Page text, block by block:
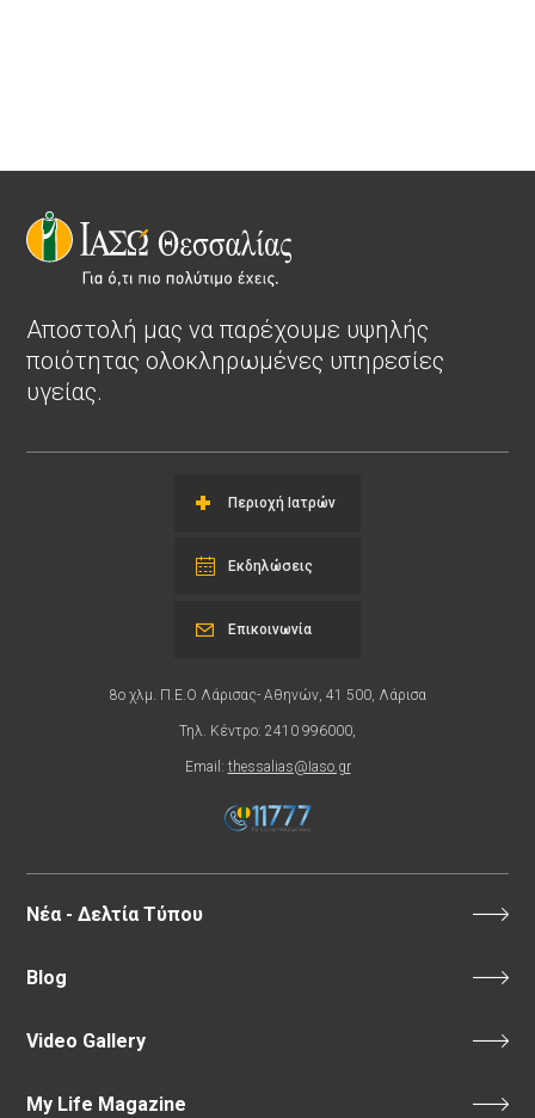
Αποστολή μας να παρέχουμε υψηλής
ποιότητας ολοκληρωμένες υπηρεσίες
υγείας.
Περιοχή Ιατρών
Εκδηλώσεις
8ο χλμ. Π.Ε.Ο Λάρισας- Αθηνών, 41 500, Λάρισα
Τηλ. Κέντρο: 2410 996000,
Email: thessalias@Iaso.gr
Επικοινωνία
Νέα - Δελτία Τύπου
Blog
Video Gallery
My Life Magazine